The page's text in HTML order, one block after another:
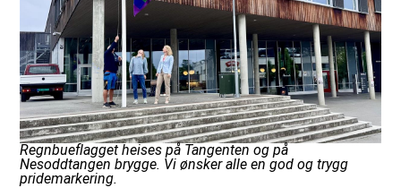
Regnbueflagget heises på Tangenten og på
Nesoddtangen brygge. Vi ønsker alle en god og trygg
pridemarkering.